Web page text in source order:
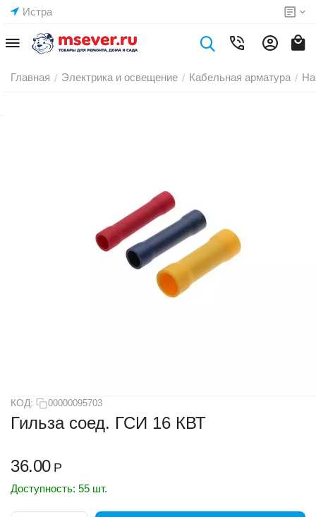
Истра
Главная / Электрика и освещение / Кабельная арматура /
КОД: 00000095703
Гильза соед. ГСИ 16 КВТ
36.00 Р
Доступность: 55 шт.